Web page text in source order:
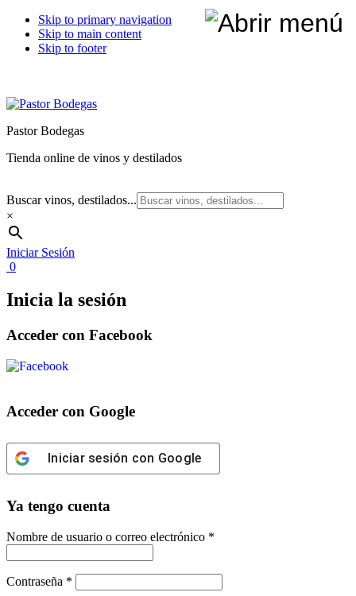
Skip to primary navigation
Skip to main content
Skip to footer
Pastor Bodegas
Tienda online de vinos y destilados
Buscar vinos, destilados...
×
Iniciar Sesión
0
Inicia la sesión
Acceder con Facebook
Acceder con Google
Iniciar sesión con Google
Ya tengo cuenta
Nombre de usuario o correo electrónico *
Contraseña *